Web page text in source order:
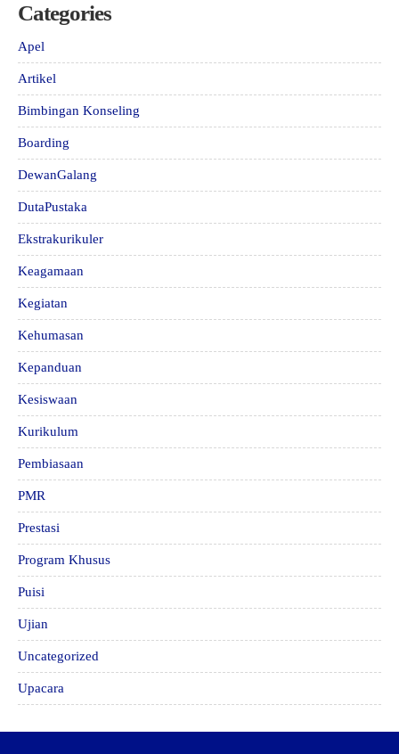
Categories
Apel
Artikel
Bimbingan Konseling
Boarding
DewanGalang
DutaPustaka
Ekstrakurikuler
Keagamaan
Kegiatan
Kehumasan
Kepanduan
Kesiswaan
Kurikulum
Pembiasaan
PMR
Prestasi
Program Khusus
Puisi
Ujian
Uncategorized
Upacara